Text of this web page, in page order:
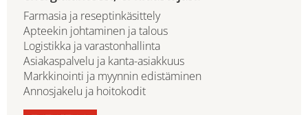
Farmasia ja reseptinkäsittely
Apteekin johtaminen ja talous
Logistikka ja varastonhallinta
Asiakaspalvelu ja kanta-asiakkuus
Markkinointi ja myynnin edistäminen
Annosjakelu ja hoitokodit